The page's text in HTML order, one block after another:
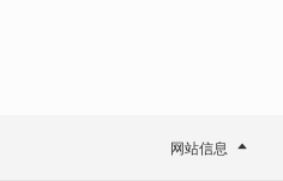
网站信息